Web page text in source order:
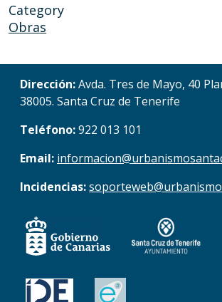
Category
Obras
Dirección:Avda. Tres de Mayo, 40
38005. Santa Cruz de Tenerife
Teléfono:922 013 101
Email:
Incidencias: